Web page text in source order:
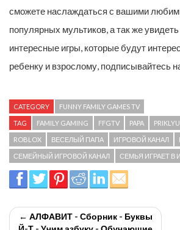
сможете наслаждаться с вашими
популярных мультиков, а так же
интересные игры, которые будут
ребенку и взрослому, подписывайтесь
CATEGORY FUNNY FAMILY GAMES TV
TAG FAMILY GAMING FFGTV PAPA
ROBLOX ВЕСЕЛЫЙ ПАПА ИГРОВОЙ КАНАЛ
СЕМЕЙНЫЙ ИГРОВОЙ КАНАЛ СЕМЬЯ ИГРАЕТ В
← АЛФАВИТ - Сборник - Буквы